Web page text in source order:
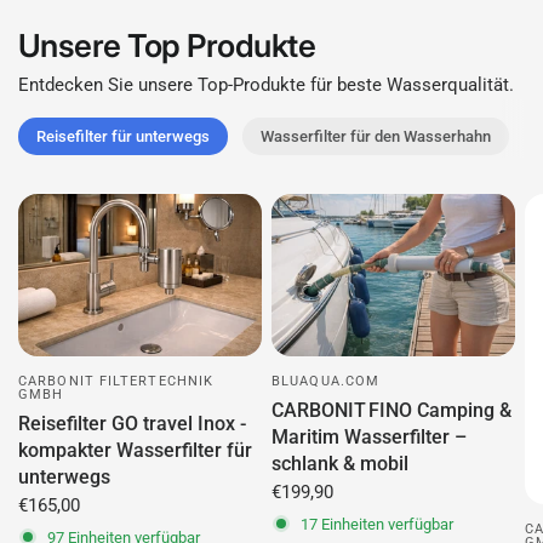
Unsere Top Produkte
Entdecken Sie unsere Top-Produkte für beste Wasserqualität.
Reisefilter für unterwegs Wasserfilter für den Wasserhahn
CARBONIT FILTERTECHNIK
GMBH
Reisefilter GO travel Inox -
kompakter Wasserfilter für
unterwegs
€165,00
97 Einheiten verfügbar
BLUAQUA.COM
CARBONIT FINO Camping &
Maritim Wasserfilter –
schlank & mobil
€199,90
17 Einheiten verfügbar